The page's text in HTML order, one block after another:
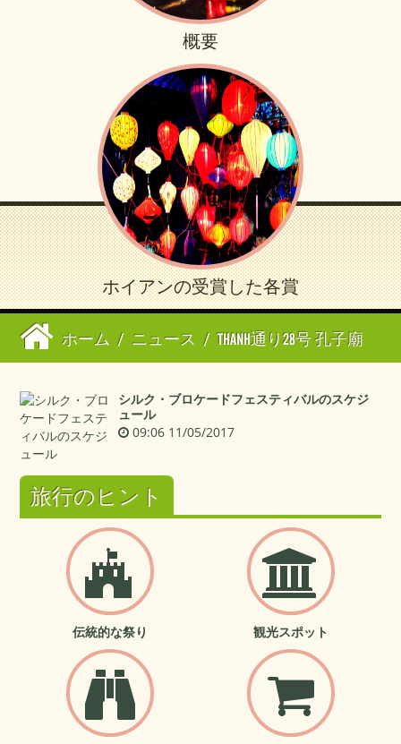
概要
ホイアンの受賞した各賞
ホーム / ニュース / THANH通り28号 孔子廟
シルク・ブロケードフェスティバルのスケジ
ュール
09:06 11/05/2017
旅行のヒント
伝統的な祭り 観光スポット